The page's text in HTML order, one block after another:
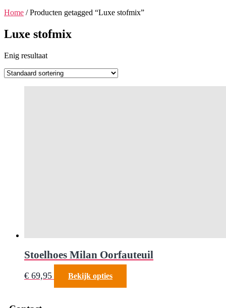
Home / Producten getagged “Luxe stofmix”
Luxe stofmix
Enig resultaat
Stoelhoes Milan Oorfauteuil
€ 69,95 Bekijk opties